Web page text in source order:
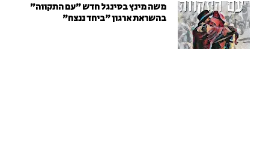
משה מינץ בסינגל חדש ״עם התקווה״
בהשראת ארגון "ביחד ננצח"